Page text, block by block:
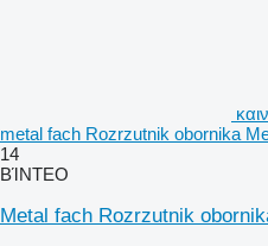
metal fach Rozrzutnik obornika
14
ΒΊΝΤΕΟ
Metal fach Rozrzutnik